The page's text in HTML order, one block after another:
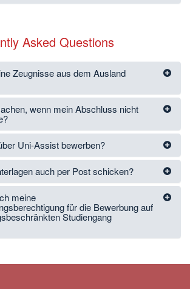
Asked Questions
Zeugnisse aus dem Ausland
wenn mein Abschluss nicht
Uni-Assist bewerben?
auch per Post schicken?
meine
für die Bewerbung auf
Studiengang